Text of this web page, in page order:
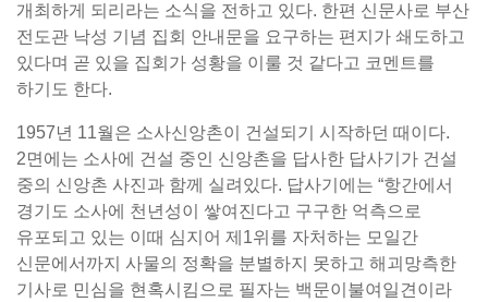
개최하게 되리라는 소식을 전하고 있다. 한편 신문사로 부산
전도관 낙성 기념 집회 안내문을 요구하는 편지가 쇄도하고
있다며 곧 있을 집회가 성황을 이룰 것 같다고 코멘트를
하기도 한다.
1957년 11월은 소사신앙촌이 건설되기 시작하던 때이다.
2면에는 소사에 건설 중인 신앙촌을 답사한 답사기가 건설
중의 신앙촌 사진과 함께 실려있다. 답사기에는 “항간에서
경기도 소사에 천년성이 쌓여진다고 구구한 억측으로
유포되고 있는 이때 심지어 제1위를 자처하는 모일간
신문에서까지 사물의 정확을 분별하지 못하고 해괴망측한
기사로 민심을 현혹시킴으로 필자는 백문이불여일견이라